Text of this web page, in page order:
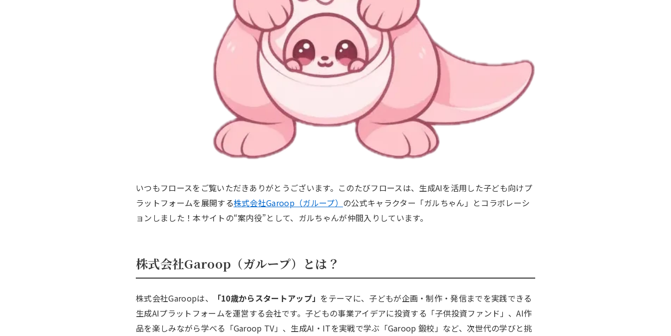
いつもフロースをご覧いただきありがとうございます。このたびフロースは、生成AIを活用した子ども向けプ
ラットフォームを展開する株式会社Garoop（ガループ） の公式キャラクター「ガルちゃん」とコラボレーシ
ョンしました！本サイトの“案内役”として、ガルちゃんが仲間入りしています。
株式会社Garoop（ガループ）とは？
株式会社Garoopは、 「10歳からスタートアップ」 をテーマに、子どもが企画・制作・発信までを実践できる
生成AIプラットフォームを運営する会社です。子どもの事業アイデアに投資する「子供投資ファンド」、AI作
品を楽しみながら学べる「Garoop TV」、生成AI・ITを実戦で学ぶ「Garoop 鍛校」など、次世代の学びと挑